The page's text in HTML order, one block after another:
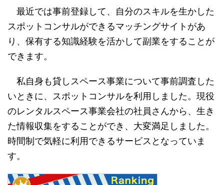
最近では事前登録して、自分のスキルを生かした
スポットコンサルができるマッチングサイトがあ
り、保有する知識経験を活かして副業をすることが
できます。
私自身も貸しスペース事業について事前調査した
いときに、スポットコンサルを利用しました。現役
のレンタルスペース事業会社の社員さんから、生き
た情報収集をすることができ、大変満足しました。
時間制で気軽に利用できるサービスとなっていま
す。